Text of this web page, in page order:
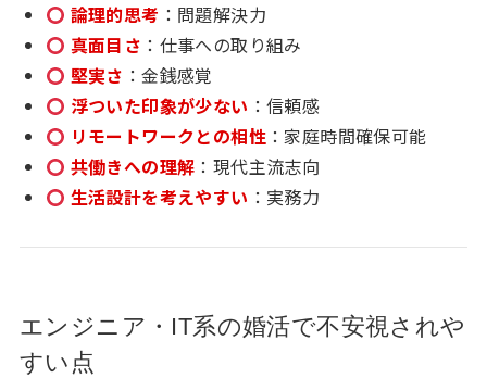
論理的思考 ：問題解決力
真面目さ ：仕事への取り組み
堅実さ ：金銭感覚
浮ついた印象が少ない ：信頼感
リモートワークとの相性：家庭時間確保可能
共働きへの理解 ：現代主流志向
生活設計を考えやすい ：実務力
エンジニア・IT系の婚活で不安視されや
すい点